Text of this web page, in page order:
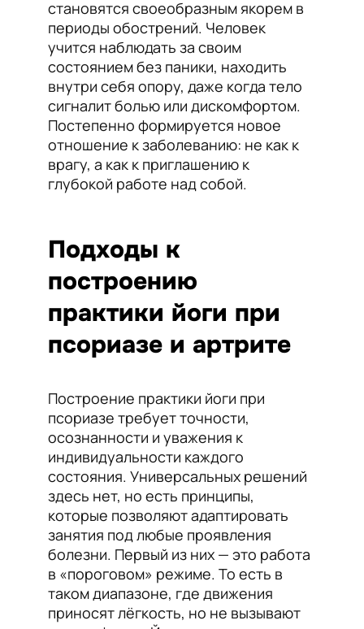
становятся своеобразным якорем в
периоды обострений. Человек
учится наблюдать за своим
состоянием без паники, находить
внутри себя опору, даже когда тело
сигналит болью или дискомфортом.
Постепенно формируется новое
отношение к заболеванию: не как к
врагу, а как к приглашению к
глубокой работе над собой.
Подходы к
построению
практики йоги при
псориазе и артрите
Построение практики йоги при
псориазе требует точности,
осознанности и уважения к
индивидуальности каждого
состояния. Универсальных решений
здесь нет, но есть принципы,
которые позволяют адаптировать
занятия под любые проявления
болезни. Первый из них — это работа
в «пороговом» режиме. То есть в
таком диапазоне, где движения
приносят лёгкость, но не вызывают